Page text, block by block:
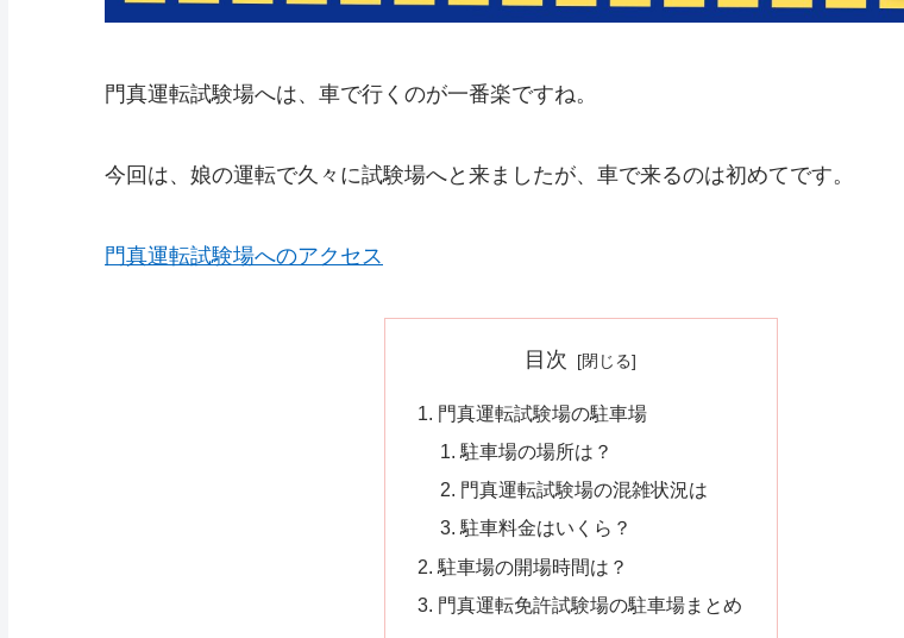
門真運転試験場へは、車で行くのが一番楽ですね。
今回は、娘の運転で久々に試験場へと来ましたが、車で来るのは初めてです。
門真運転試験場へのアクセス
目次
門真運転試験場の駐車場
駐車場の場所は？
門真運転試験場の混雑状況は
駐車料金はいくら？
駐車場の開場時間は？
門真運転免許試験場の駐車場まとめ